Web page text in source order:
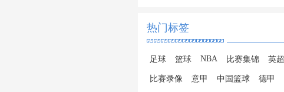
热门标签
足球 篮球 NBA 比赛集锦 英超
比赛录像 意甲 中国篮球 德甲